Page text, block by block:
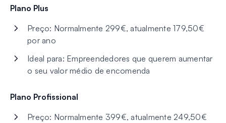
Plano Plus
Preço: Normalmente 299€, atualmente 179,50€
por ano
Ideal para: Empreendedores que querem aumentar
o seu valor médio de encomenda
Plano Profissional
Preço: Normalmente 399€, atualmente 249,50€